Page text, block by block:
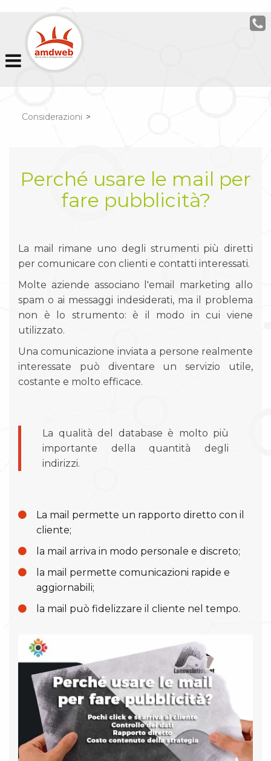
Considerazioni >
Perché usare le mail per
fare pubblicità?
La mail rimane uno degli strumenti più diretti
per comunicare con clienti e contatti interessati.
Molte aziende associano l'email marketing allo
spam o ai messaggi indesiderati, ma il problema
non è lo strumento: è il modo in cui viene
utilizzato.
Una comunicazione inviata a persone realmente
interessate può diventare un servizio utile,
costante e molto efficace.
La qualità del database è molto più
importante della quantità degli
indirizzi.
La mail permette un rapporto diretto con il
cliente;
la mail arriva in modo personale e discreto;
la mail permette comunicazioni rapide e
aggiornabili;
la mail può fidelizzare il cliente nel tempo.